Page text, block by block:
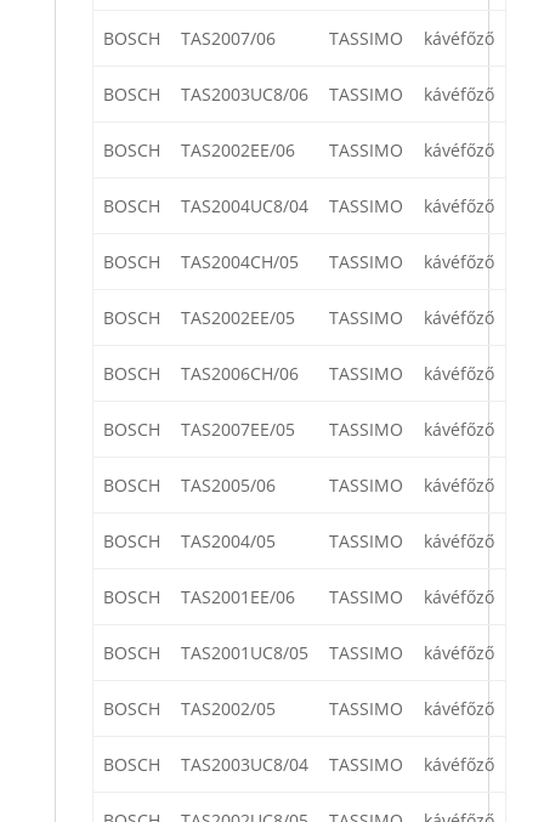
BOSCH TAS2007/06 TASSIMO kávéfőző
BOSCH TAS2003UC8/06 TASSIMO kávéfőző
BOSCH TAS2002EE/06 TASSIMO kávéfőző
BOSCH TAS2004UC8/04 TASSIMO kávéfőző
BOSCH TAS2004CH/05 TASSIMO kávéfőző
BOSCH TAS2002EE/05 TASSIMO kávéfőző
BOSCH TAS2006CH/06 TASSIMO kávéfőző
BOSCH TAS2007EE/05 TASSIMO kávéfőző
BOSCH TAS2005/06 TASSIMO kávéfőző
BOSCH TAS2004/05 TASSIMO kávéfőző
BOSCH TAS2001EE/06 TASSIMO kávéfőző
BOSCH TAS2001UC8/05 TASSIMO kávéfőző
BOSCH TAS2002/05 TASSIMO kávéfőző
BOSCH TAS2003UC8/04 TASSIMO kávéfőző